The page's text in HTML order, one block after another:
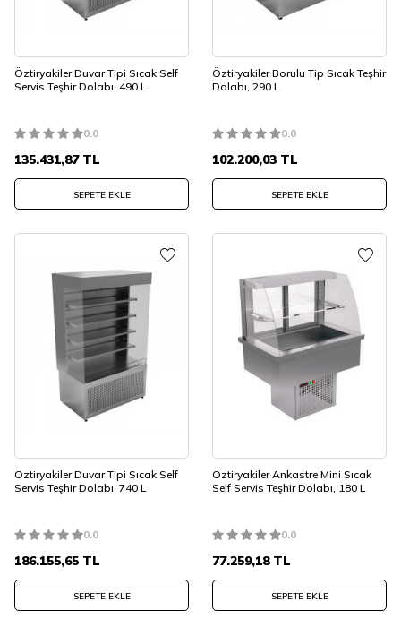
Öztiryakiler Duvar Tipi Sıcak Self
Servis Teşhir Dolabı, 490 L
0.0
135.431,87TL
SEPETE EKLE
Öztiryakiler Borulu Tip Sıcak Teşhir
Dolabı, 290 L
0.0
102.200,03 TL
SEPETE EKLE
Öztiryakiler Duvar Tipi Sıcak Self
Servis Teşhir Dolabı, 740 L
0.0
186.155,65 TL
SEPETE EKLE
Öztiryakiler Ankastre Mini Sıcak
Self Servis Teşhir Dolabı, 180 L
0.0
77.259,18TL
SEPETE EKLE